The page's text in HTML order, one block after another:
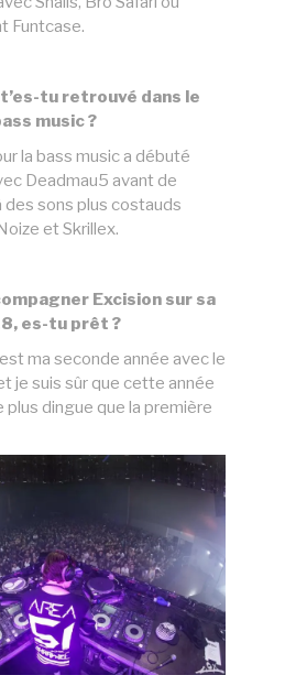
Funtcase.
tu retrouvé dans le
music ?
la bass music a débuté
Deadmau5 avant de
des sons plus costauds
et Skrillex.
Excision sur sa
es-tu prêt ?
ma seconde année avec le
je suis sûr que cette année
plus dingue que la première